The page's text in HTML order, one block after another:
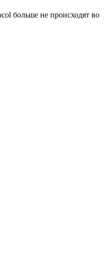
больше не происходят во